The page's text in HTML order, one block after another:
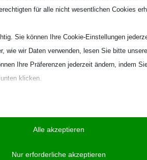
für alle nicht wesentlichen Cookies
Sie können Ihre Cookie-Einstellungen
wie wir Daten verwenden, lesen Sie bitte unsere
Ihre Präferenzen jederzeit ändern, indem
klicken.
Dienste beeinträchtigen kann.
Alle akzeptieren
Nur erforderliche akzeptieren